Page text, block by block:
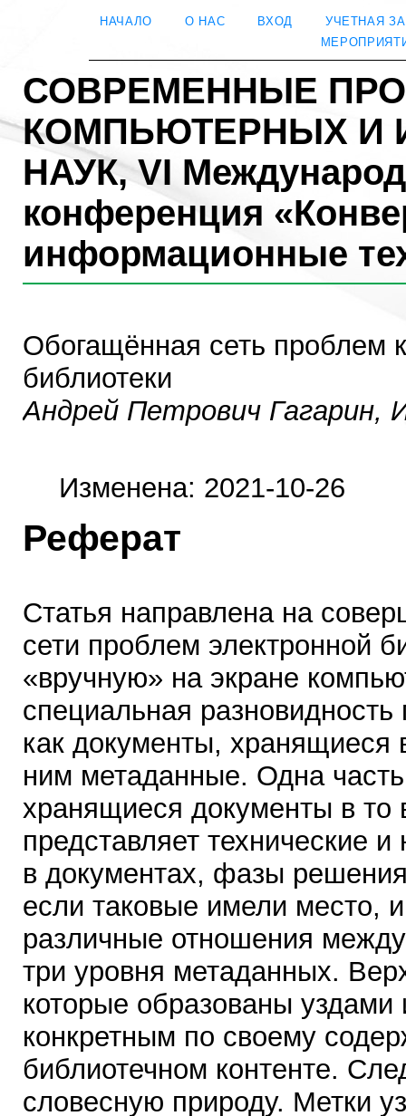
СОВРЕМЕННЫЕ
КОМПЬЮТЕРНЫХ И
НАУК, VI
конференция
информационные
НАЧАЛО О НАС ВХОД
УЧЕТНАЯ
Обогащённая сеть проблем
библиотеки
Андрей Петрович Гагарин,
Изменена: 2021-10-26
Реферат
Статья направлена на
сети проблем электронной
«вручную» на экране
специальная
как документы, хранящиеся
ним метаданные. Одна
хранящиеся документы в то
представляет технические
в документах, фазы
если таковые имели место,
различные отношения
три уровня метаданных.
которые образованы уздами
конкретным по своему
библиотечном контенте.
словесную природу. Метки